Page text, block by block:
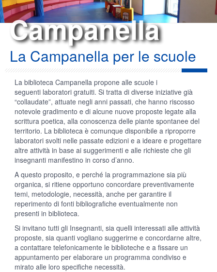
Campanella
La Campanella per le scuole
La biblioteca Campanella propone alle scuole i
seguenti laboratori gratuiti. Si tratta di diverse iniziative già
“collaudate”, attuate negli anni passati, che hanno riscosso
notevole gradimento e di alcune nuove proposte legate alla
scrittura poetica, alla conoscenza delle piante spontanee del
territorio. La biblioteca è comunque disponibile a riproporre
laboratori svolti nelle passate edizioni e a ideare e progettare
altre attività in base ai suggerimenti e alle richieste che gli
insegnanti manifestino in corso d’anno.
A questo proposito, e perché la programmazione sia più
organica, si ritiene opportuno concordare preventivamente
temi, metodologie, necessità, anche per garantire il
reperimento di fonti bibliografiche eventualmente non
presenti in biblioteca.
Si invitano tutti gli Insegnanti, sia quelli interessati alle attività
proposte, sia quanti vogliano suggerirne e concordarne altre,
a contattare telefonicamente le biblioteche e a fissare un
appuntamento per elaborare un programma condiviso e
mirato alle loro specifiche necessità.